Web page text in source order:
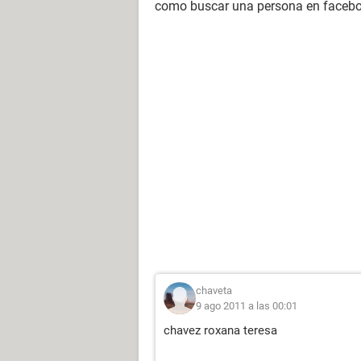
como buscar una persona en
chaveta
9 ago 2011 a las 00:01
chavez roxana teresa